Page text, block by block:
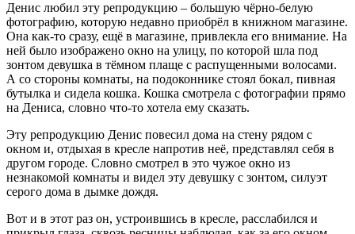
Денис любил эту репродукцию – большую чёрно-белую
фотографию, которую недавно приобрёл в книжном магазине.
Она как-то сразу, ещё в магазине, привлекла его внимание. На
ней было изображено окно на улицу, по которой шла под
зонтом девушка в тёмном плаще с распущенными волосами.
А со стороны комнаты, на подоконнике стоял бокал, пивная
бутылка и сидела кошка. Кошка смотрела с фотографии прямо
на Дениса, словно что-то хотела ему сказать.
Эту репродукцию Денис повесил дома на стену рядом с
окном и, отдыхая в кресле напротив неё, представлял себя в
другом городе. Словно смотрел в это чужое окно из
незнакомой комнаты и видел эту девушку с зонтом, силуэт
серого дома в дымке дождя.
Вот и в этот раз он, устроившись в кресле, расслабился и